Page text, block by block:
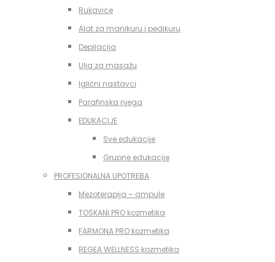
Rukavice
Alat za manikuru i pedikuru
Depilacija
Ulja za masažu
Iglični nastavci
Parafinska njega
EDUKACIJE
Sve edukacije
Grupne edukacije
PROFESIONALNA UPOTREBA
Mezoterapija – ampule
TOSKANI PRO kozmetika
FARMONA PRO kozmetika
REGEA WELLNESS kozmetika